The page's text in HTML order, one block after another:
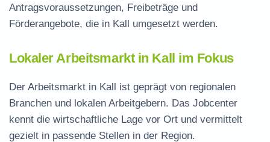
Antragsvoraussetzungen, Freibeträge und
Förderangebote, die in Kall umgesetzt werden.
Lokaler Arbeitsmarkt in Kall im Fokus
Der Arbeitsmarkt in Kall ist geprägt von regionalen
Branchen und lokalen Arbeitgebern. Das Jobcenter
kennt die wirtschaftliche Lage vor Ort und vermittelt
gezielt in passende Stellen in der Region.